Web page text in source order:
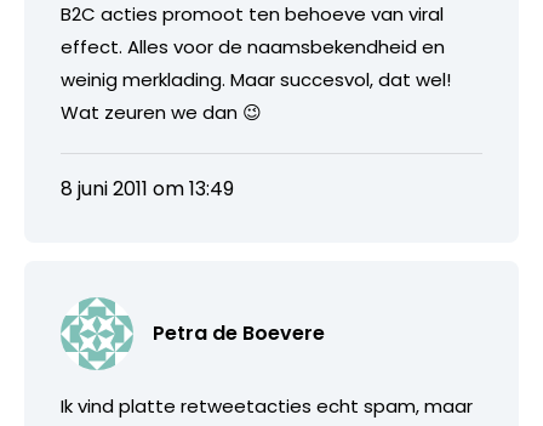
B2C acties promoot ten behoeve van viral
effect. Alles voor de naamsbekendheid en
weinig merklading. Maar succesvol, dat wel!
Wat zeuren we dan 😉
8 juni 2011 om 13:49
Petra de Boevere
Ik vind platte retweetacties echt spam, maar